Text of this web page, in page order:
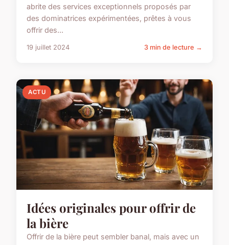
abrite des services exceptionnels proposés par
des dominatrices expérimentées, prêtes à vous
offrir des...
19 juillet 2024 3 min de lecture →
ACTU
Idées originales pour offrir de
la bière
Offrir de la bière peut sembler banal, mais avec un